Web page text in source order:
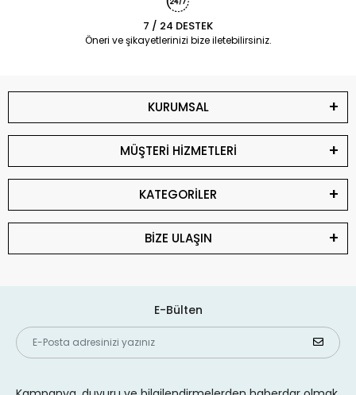
7 / 24 DESTEK
Öneri ve şikayetlerinizi bize iletebilirsiniz.
KURUMSAL
MÜŞTERİ HİZMETLERİ
KATEGORİLER
BİZE ULAŞIN
E-Bülten